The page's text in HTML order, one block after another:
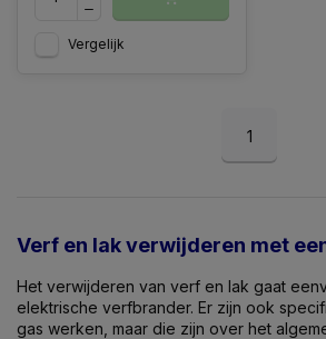
Vergelijk
1
Verf en lak verwijderen met
Het verwijderen van verf en lak gaat
elektrische verfbrander. Er zijn ook
gas werken, maar die zijn over het